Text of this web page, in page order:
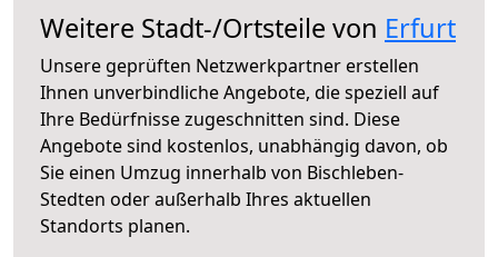
Weitere Stadt-/Ortsteile von Erfurt
Unsere geprüften Netzwerkpartner erstellen
Ihnen unverbindliche Angebote, die speziell auf
Ihre Bedürfnisse zugeschnitten sind. Diese
Angebote sind kostenlos, unabhängig davon, ob
Sie einen Umzug innerhalb von Bischleben-
Stedten oder außerhalb Ihres aktuellen
Standorts planen.